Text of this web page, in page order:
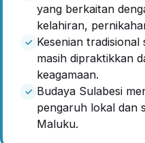
yang berkaitan
kelahiran,
Kesenian
masih dipraktikkan
keagamaan.
Budaya Sulabesi
pengaruh lokal dan
Maluku.